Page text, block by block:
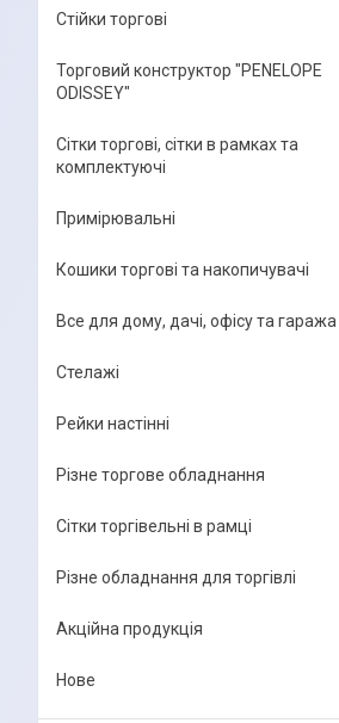
Стійки торгові
Торговий конструктор "PENELOPE
ODISSEY"
Сітки торгові, сітки в рамках та
комплектуючі
Примірювальні
Кошики торгові та накопичувачі
Все для дому, дачі, офісу та гаража
Стелажі
Рейки настінні
Різне торгове обладнання
Сітки торгівельні в рамці
Різне обладнання для торгівлі
Акційна продукція
Нове